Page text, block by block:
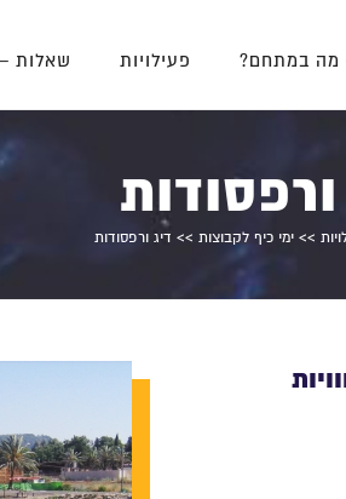
מה במתחם? פעילויות שאלות
ורפסודות
>>ימי כיף לקבוצות >> דיג ורפסודות